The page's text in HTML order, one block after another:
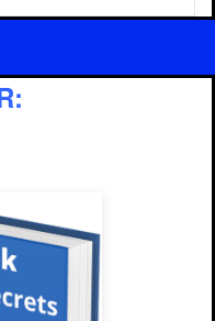
die KI für Dich